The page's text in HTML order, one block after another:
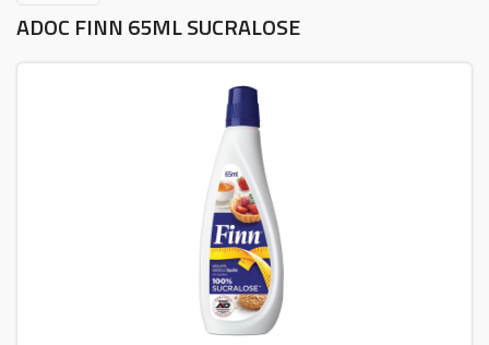
ADOC FINN 65ML SUCRALOSE